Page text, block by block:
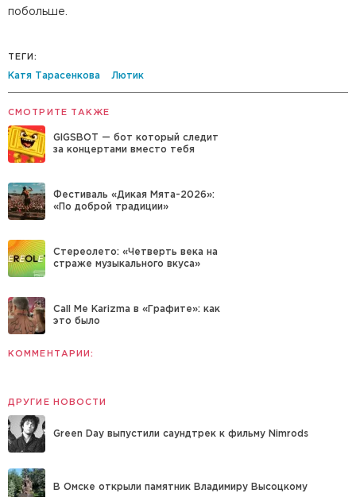
побольше.
ТЕГИ:
Катя Тарасенкова Лютик
СМОТРИТЕ ТАКЖЕ
GIGSBOT — бот который следит
за концертами вместо тебя
Фестиваль «Дикая Мята-2026»:
«По доброй традиции»
Стереолето: «Четверть века на
страже музыкального вкуса»
Call Me Karizma в «Графите»: как
это было
КОММЕНТАРИИ:
ДРУГИЕ НОВОСТИ
Green Day выпустили саундтрек к фильму Nimrods
В Омске открыли памятник Владимиру Высоцкому